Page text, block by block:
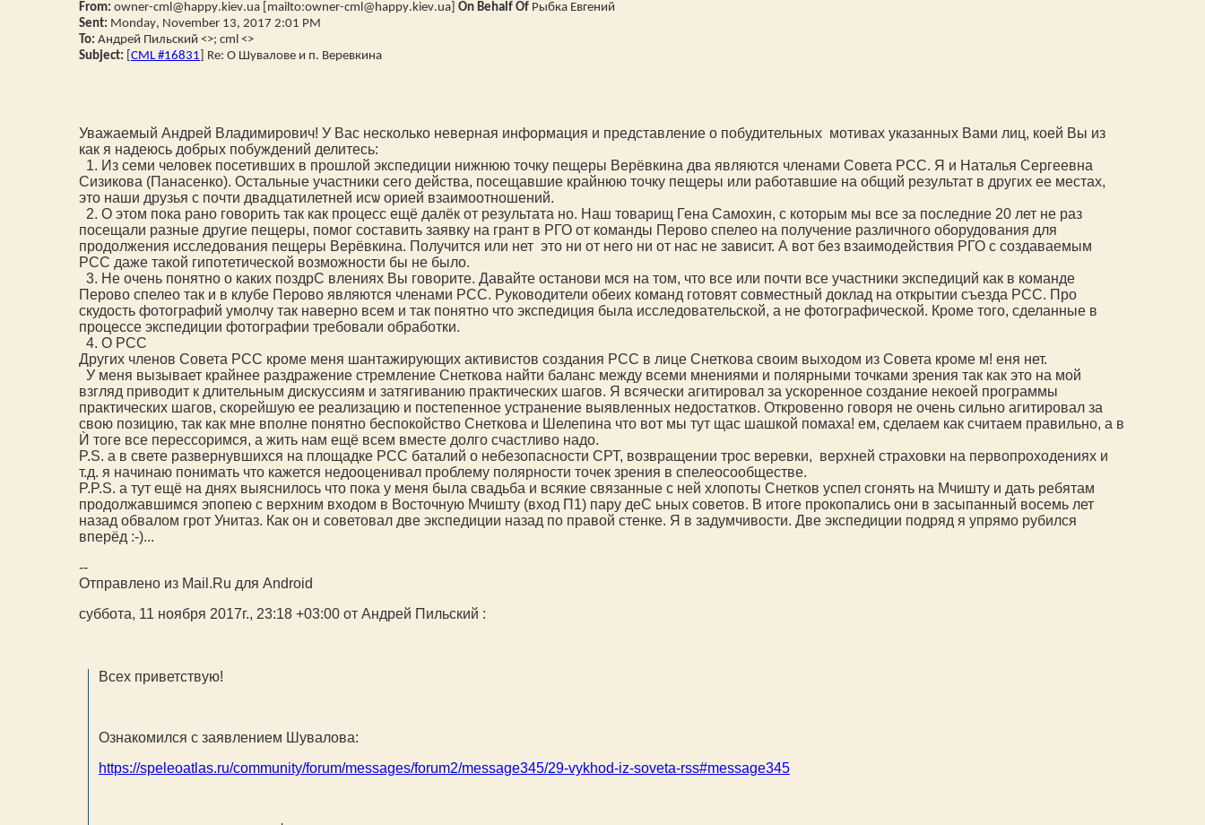
From: owner-cml@happy.kiev.ua mailto:owner-cml@happy.kiev.ua On Behalf Of Рыбка Евгений
Sent: Monday, November 13, 2017 2:01 PM
To: Андрей Пильский <>; cml <>
Subject: CML #16831 ] Re: О Шувалове и п. Веревкина
Уважаемый Андрей Владимирович! У Вас несколько неверная информация и представление о побудительных мотивах указанных Вами лиц, коей Вы из
как я надеюсь добрых побуждений делитесь:
1. Из семи человек посетивших в прошлой экспедиции нижнюю точку пещеры Верёвкина два являются членами Совета РСС. Я и Наталья Сергеевна
Сизикова (Панасенко). Остальные участники сего действа, посещавшие крайнюю точку пещеры или работавшие на общий результат в других ее местах,
это наши друзья с почти двадцатилетней исѡ орией взаимоотношений.
2. О этом пока рано говорить так как процесс ещё далёк от результата но. Наш товарищ Гена Самохин, с которым мы все за последние 20 лет не раз
посещали разные другие пещеры, помог составить заявку на грант в РГО от команды Перово спелео на получение различного оборудования для
продолжения исследования пещеры Верёвкина. Получится или нет это ни от него ни от нас не зависит. А вот без взаимодействия РГО с создаваемым
РСС даже такой гипотетической возможности бы не было.
3. Не очень понятно о каких поздрС влениях Вы говорите. Давайте останови мся на том, что все или почти все участники экспедиций как в команде
Перово спелео так и в клубе Перово являются членами РСС. Руководители обеих команд готовят совместный доклад на открытии съезда РСС. Про
скудость фотографий умолчу так наверно всем и так понятно что экспедиция была исследовательской, а не фотографической. Кроме того, сделанные в
процессе экспедиции фотографии требовали обработки.
4. О РСС
Других членов Совета РСС кроме меня шантажирующих активистов создания РСС в лице Снеткова своим выходом из Совета кроме м! еня нет.
У меня вызывает крайнее раздражение стремление Снеткова найти баланс между всеми мнениями и полярными точками зрения так как это на мой
взгляд приводит к длительным дискуссиям и затягиванию практических шагов. Я всячески агитировал за ускоренное создание некоей программы
практических шагов, скорейшую ее реализацию и постепенное устранение выявленных недостатков. Откровенно говоря не очень сильно агитировал за
свою позицию, так как мне вполне понятно беспокойство Снеткова и Шелепина что вот мы тут щас шашкой помаха! ем, сделаем как считаем правильно, а в
Ѝ тоге все перессоримся, а жить нам ещё всем вместе долго счастливо надо.
P.S. а в свете развернувшихся на площадке РСС баталий о небезопасности СРТ, возвращении трос веревки, верхней страховки на первопроходениях и
т.д. я начинаю понимать что кажется недооценивал проблему полярности точек зрения в спелеосообществе.
P.P.S. а тут ещё на днях выяснилось что пока у меня была свадьба и всякие связанные с ней хлопоты Снетков успел сгонять на Мчишту и дать ребятам
продолжавшимся эпопею с верхним входом в Восточную Мчишту (вход​ П1) пару деС ьных советов. В итоге прокопались они в засыпанный восемь лет
назад обвалом грот Унитаз. Как он и советовал две экспедиции назад по правой стенке. Я в задумчивости. Две экспедиции подряд я упрямо рубился
вперёд :-)...
--
Отправлено из Mail.Ru для Android
суббота, 11 ноября 2017г., 23:18 +03:00 от Андрей Пильский :
Всех приветствую!
Ознакомился с заявлением Шувалова:
https://speleoatlas.ru/community/forum/messages/forum2/message345/29-vykhod-iz-soveta-rss#message345